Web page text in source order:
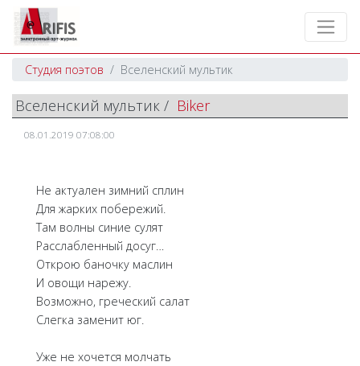
Студия поэтов Вселенский мультик
Вселенский мультик / Biker
08.01.2019 07:08:00
Не актуален зимний сплин
Для жарких побережий.
Там волны синие сулят
Расслабленный досуг…
Открою баночку маслин
И овощи нарежу.
Возможно, греческий салат
Слегка заменит юг.
Уже не хочется молчать